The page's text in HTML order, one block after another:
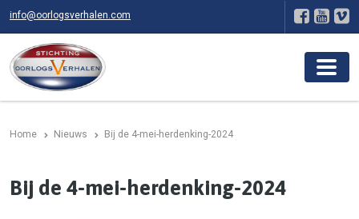
info@oorlogsverhalen.com
Home Nieuws Bij de 4-mei-herdenking-2024
Bij de 4-mei-herdenking-2024